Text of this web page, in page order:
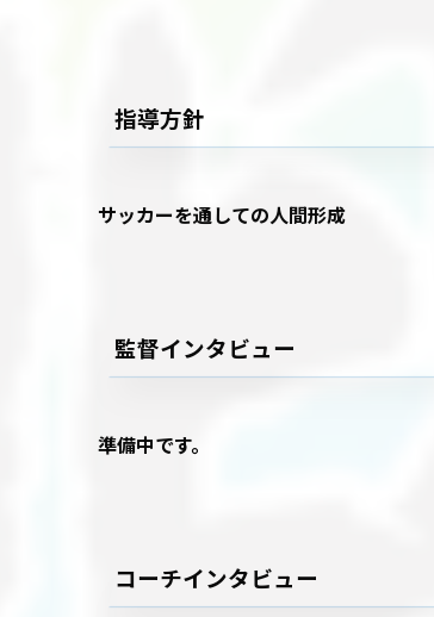
指導方針
サッカーを通しての人間形成
監督インタビュー
準備中です。
コーチインタビュー